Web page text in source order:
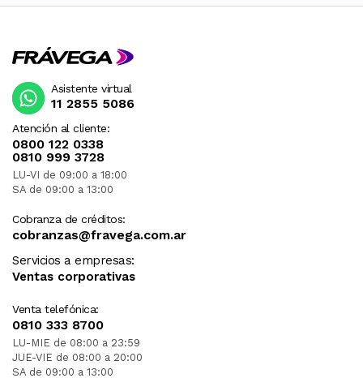
Atención al cliente:
0800 122 0338
0810 999 3728
LU-VI de 09:00 a 18:00
SA de 09:00 a 13:00
Cobranza de créditos:
cobranzas@fravega.com.ar
Servicios a empresas:
Ventas corporativas
Venta telefónica:
0810 333 8700
LU-MIE de 08:00 a 23:59
JUE-VIE de 08:00 a 20:00
SA de 09:00 a 13:00
Asistente virtual
11 2855 5086